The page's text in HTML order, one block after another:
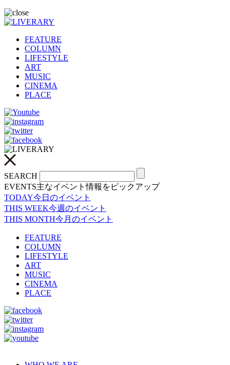
FEATURE
COLUMN
LIFESTYLE
ART
MUSIC
CINEMA
PLACE
SEARCH
EVENTS主なイベント情報をピックアップ
TODAY今日のイベント
THIS WEEK今週のイベント
THIS MONTH今月のイベント
FEATURE
COLUMN
LIFESTYLE
ART
MUSIC
CINEMA
PLACE